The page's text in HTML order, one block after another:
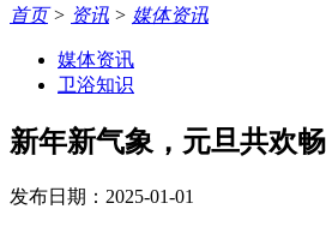
首页> 资讯 > 媒体资讯
媒体资讯
卫浴知识
新年新气象，元旦共欢畅
发布日期：2025-01-01